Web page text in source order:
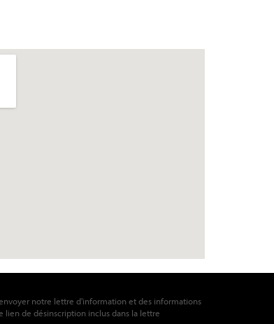
notre lettre d'information et des informations
lien de désinscription inclus dans la lettre